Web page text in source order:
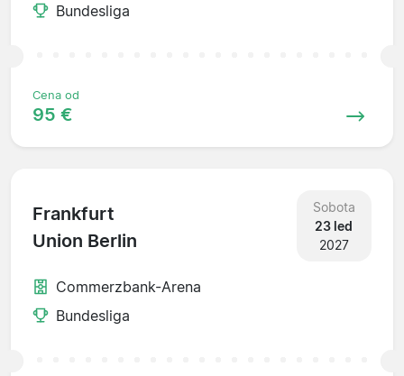
Bundesliga
Cena od
95 €
Frankfurt
Union Berlin
Sobota
23 led
2027
Commerzbank-Arena
Bundesliga